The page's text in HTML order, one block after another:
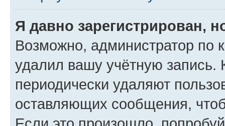
Я давно зарегистрирован,
Возможно, администратор по
удалил вашу учётную запись.
периодически удаляют
оставляющих сообщения,